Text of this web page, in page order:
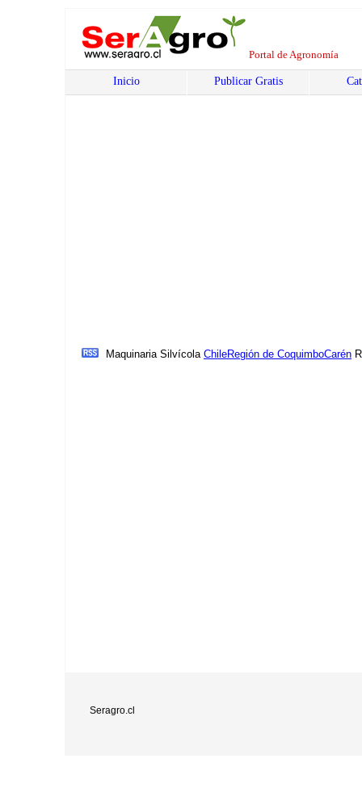
Portal de Agronomía
Inicio Publicar Gratis
Maquinaria Silvícola ChileRegión de CoquimboCarén
Seragro.cl